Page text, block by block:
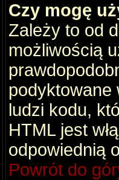
Czy mogę
Zależy to od
możliwością
podyktowane
ludzi kodu,
HTML jest
odpowiednią
Powrót do